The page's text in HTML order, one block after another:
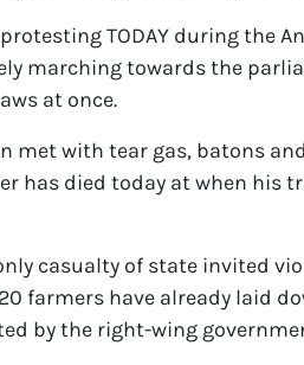
TODAY during the
marching towards the
at once.
met with tear gas, batons
has died today at when his
casualty of state invited
farmers have already laid
by the right-wing